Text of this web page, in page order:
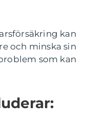
kan
och minska sin
som kan